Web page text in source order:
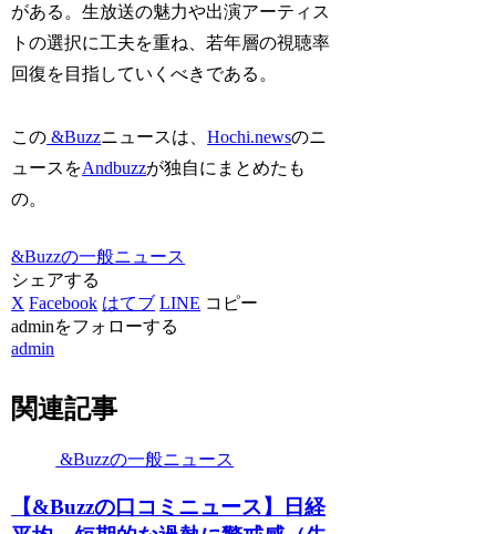
がある。生放送の魅力や出演アーティス
トの選択に工夫を重ね、若年層の視聴率
回復を目指していくべきである。
この &Buzzニュースは、Hochi.newsのニ
ュースをAndbuzzが独自にまとめたも
の。
&Buzzの一般ニュース
シェアする
X Facebook はてブ LINE コピー
adminをフォローする
admin
関連記事
&Buzzの一般ニュース
【&Buzzの口コミニュース】日経